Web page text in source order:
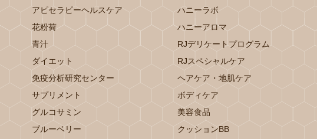
アピセラピーヘルスケア
花粉荷
青汁
ダイエット
免疫分析研究センター
サプリメント
グルコサミン
ブルーベリー
ハニーラボ
ハニーアロマ
RJデリケートプログラム
RJスペシャルケア
ヘアケア・地肌ケア
ボディケア
美容食品
クッションBB